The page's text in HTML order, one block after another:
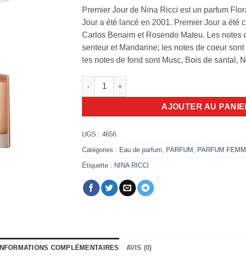
Premier Jour de Nina Ricci est un parfum
Jour a été lancé en 2001. Premier Jour a été
Carlos Benaim et Rosendo Mateu. Les notes
senteur et Mandarine; les notes de coeur
les notes de fond sont Musc, Bois de santal,
quantité de Premier Jour Nina Ricci 100ml edp
AJOUTER AU
UGS : 4656
Catégories : Eau de parfum, PARFUM , PARFUM
Étiquette : NINA RICCI
INFORMATIONS COMPLÉMENTAIRES AVIS (0)